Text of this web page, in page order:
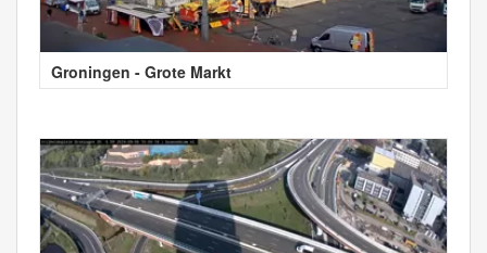
Groningen - Grote Markt